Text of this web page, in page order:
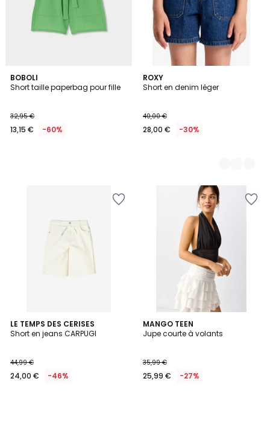
BOBOLI
Short taille paperbag pour fille
32,95 €
13,15 € -60%
ROXY
Short en denim léger
40,00 €
28,00 € -30%
2
Couleurs
LE TEMPS DES CERISES
Short en jeans CARPUGI
44,99 €
24,00 € -46%
MANGO TEEN
Jupe courte à volants
35,99 €
25,99 € -27%